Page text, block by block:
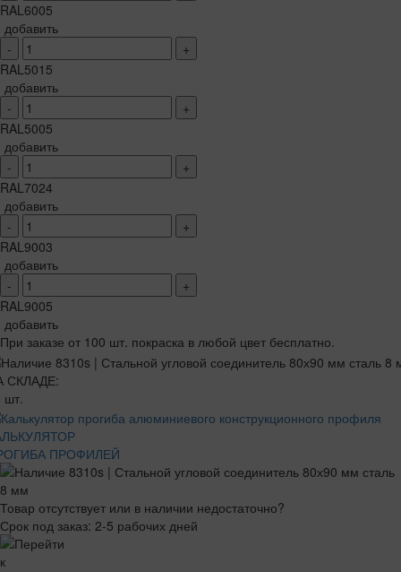
RAL6005
добавить
-
+
RAL5015
добавить
-
+
RAL5005
добавить
-
+
RAL7024
добавить
-
+
RAL9003
добавить
-
+
RAL9005
добавить
При заказе от 100 шт. покраска в любой цвет бесплатно.
СКЛАДЕ:
шт.
ПРОФИЛЕЙ
Товар отсутствует или в наличии недостаточно?
Срок под заказ: 2-5 рабочих дней